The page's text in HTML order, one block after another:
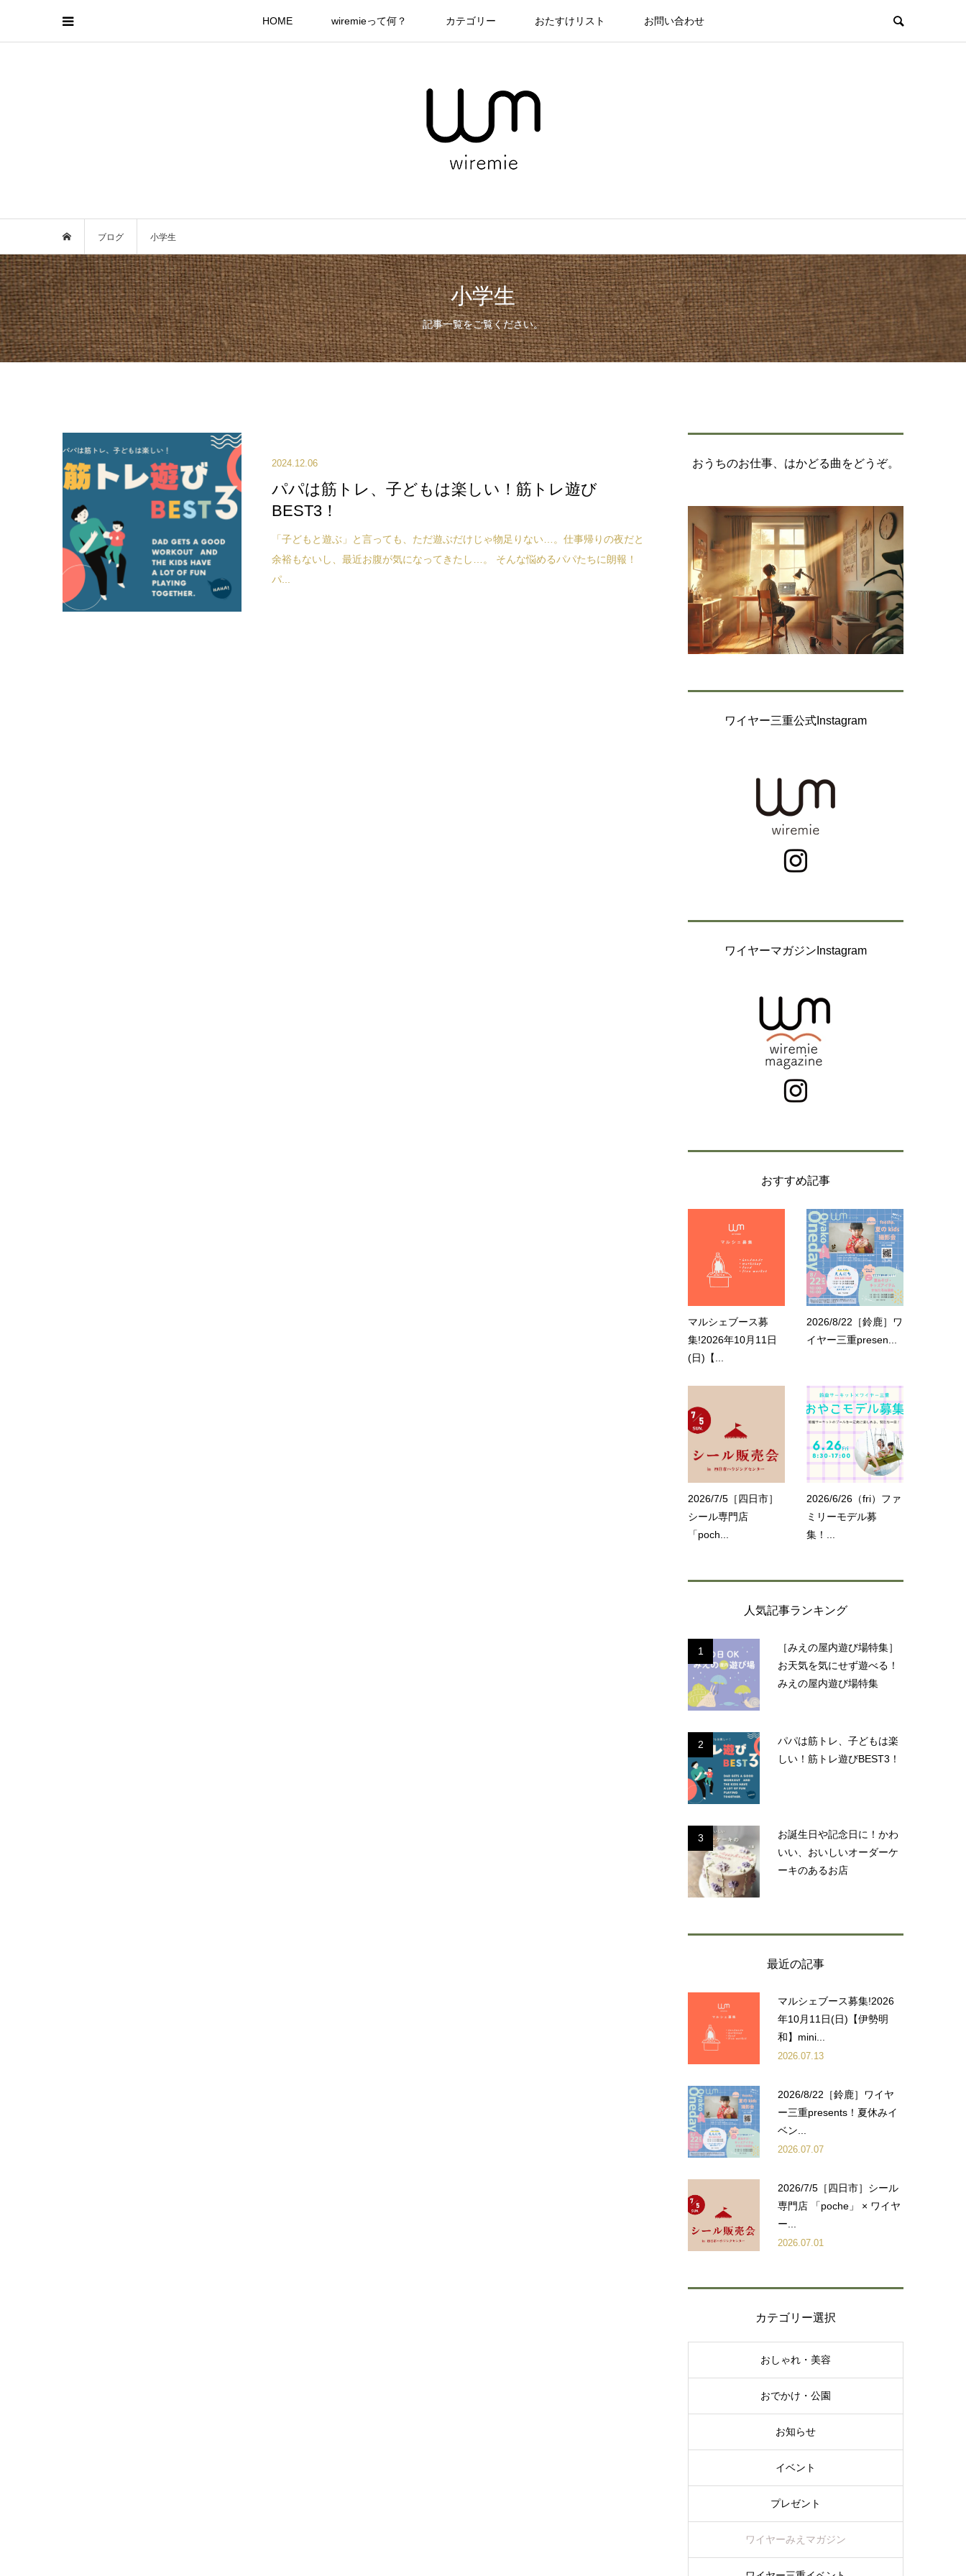
HOME wiremieって何？ カテゴリー おたすけリスト お問い合わせ
ブログ 小学生
小学生
記事一覧をご覧ください。
2024.12.06
パパは筋トレ、子どもは楽しい！筋トレ遊び
BEST3！
「子どもと遊ぶ」と言っても、ただ遊ぶだけじゃ物足りない…。仕事帰りの夜だと
余裕もないし、最近お腹が気になってきたし…。 そんな悩めるパパたちに朗報！
パ...
おうちのお仕事、はかどる曲をどうぞ。
ワイヤー三重公式Instagram
ワイヤーマガジンInstagram
おすすめ記事
マルシェブース募
集!2026年10月11日
(日)【...
2026/8/22［鈴鹿］ワ
イヤー三重presen...
2026/7/5［四日市］
シール専門店
「poch...
2026/6/26（fri）ファ
ミリーモデル募
集！...
人気記事ランキング
1
［みえの屋内遊び場特集］
お天気を気にせず遊べる！
みえの屋内遊び場特集
2
パパは筋トレ、子どもは楽
しい！筋トレ遊びBEST3！
3
お誕生日や記念日に！かわ
いい、おいしいオーダーケ
ーキのあるお店
最近の記事
マルシェブース募集!2026
年10月11日(日)【伊勢明
和】mini...
2026.07.13
2026/8/22［鈴鹿］ワイヤ
ー三重presents！夏休みイ
ベン...
2026.07.07
2026/7/5［四日市］シール
専門店 「poche」 × ワイヤ
ー...
2026.07.01
カテゴリー選択
おしゃれ・美容
おでかけ・公園
お知らせ
イベント
プレゼント
ワイヤーみえマガジン